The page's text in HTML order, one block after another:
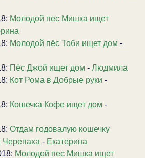
Молодой пес Мишка ищет
Молодой пёс Тоби ищет дом -
Пёс Джой ищет дом - Людмила
Кот Рома в Добрые руки -
Кошечка Кофе ищет дом -
Отдам годовалую кошечку
Черепаха - Екатерина
Молодой пес Мишка ищет